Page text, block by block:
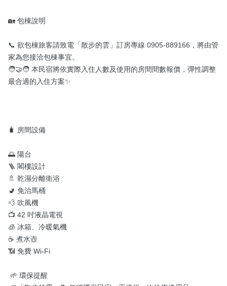
🏡 包棟說明
📞 欲包棟旅客請致電「散步的雲」訂房專線 0905-889166，將由管
家為您接洽包棟事宜。
🧑‍🤝‍🧑 本民宿將依實際入住人數及使用的房間間數報價，彈性調整
最合適的入住方案✨
🧳 房間設備
🌅 陽台
🪜 閣樓設計
🚿 乾濕分離衛浴
🚽 免治馬桶
💨 吹風機
📺 42 吋液晶電視
🧊 冰箱、冷暖氣機
☕ 煮水壺
📶 免費 Wi-Fi